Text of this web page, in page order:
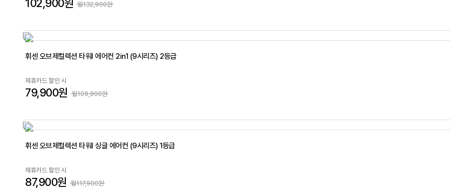
102,900원 월132,900원
휘센 오브제컬렉션 타워I 에어컨 2in1 (9시리즈) 2등급
제휴카드 할인 시
79,900원 월109,900원
휘센 오브제컬렉션 타워I 싱글 에어컨 (9시리즈) 1등급
제휴카드 할인 시
87,900원 월117,900원